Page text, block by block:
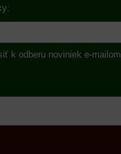
k odberu noviniek e-mailom